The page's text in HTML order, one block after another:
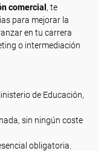
comercial , te
para mejorar la
en tu carrera
o intermediación
de Educación,
sin ningún coste
obligatoria.